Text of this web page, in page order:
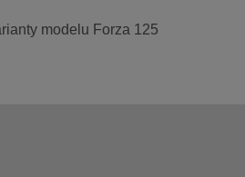
modelu Forza 125